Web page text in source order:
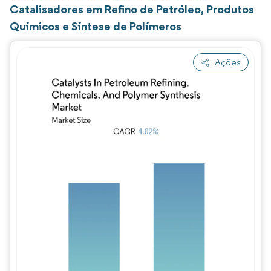
Catalisadores em Refino de Petróleo, Produtos
Químicos e Síntese de Polímeros
Ações